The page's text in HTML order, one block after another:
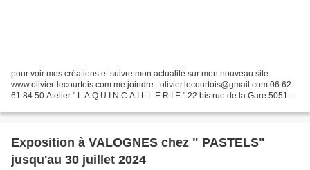
pour voir mes créations et suivre mon actualité sur mon nouveau site
www.olivier-lecourtois.com me joindre : olivier.lecourtois@gmail.com 06 62
61 84 50 Atelier " L A Q U I N C A I L L E R I E " 22 bis rue de la Gare 50510
Exposition à VALOGNES chez " PASTELS"
jusqu'au 30 juillet 2024